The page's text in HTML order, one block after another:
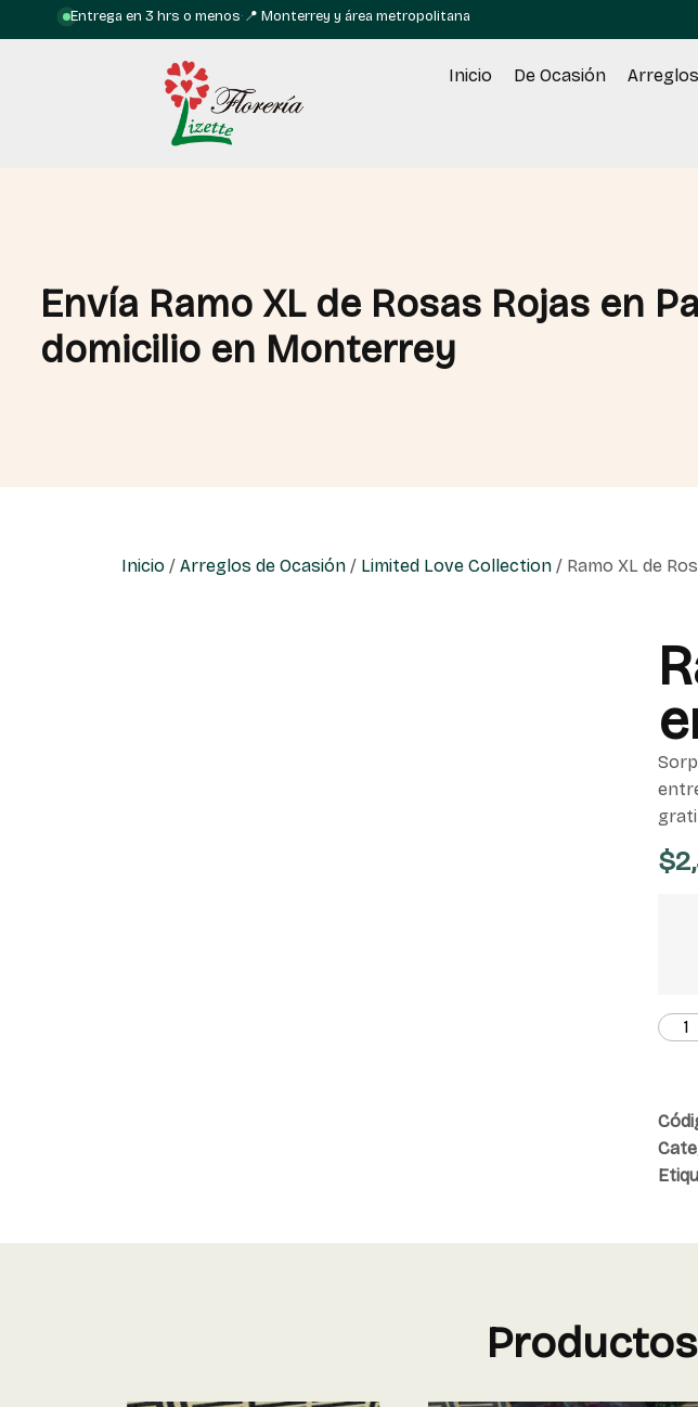
Entrega en 3 hrs o menos·📍 Monterrey y área metropolitana
Inicio De Ocasión
Envía Ramo XL de Rosas Rojas en
domicilio en Monterrey
Inicio / Arreglos de Ocasión / Limited Love Collection / Ramo XL de
$